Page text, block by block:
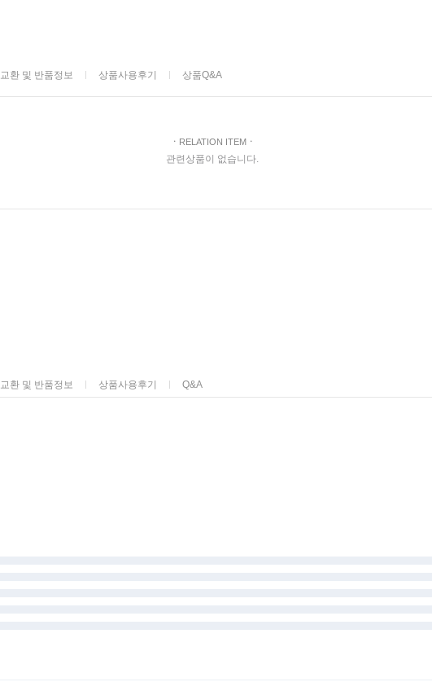
교환 및 반품정보 상품사용후기 상품Q&A
ㆍ RELATION ITEMㆍ
관련상품이 없습니다.
교환 및 반품정보 상품사용후기 Q&A